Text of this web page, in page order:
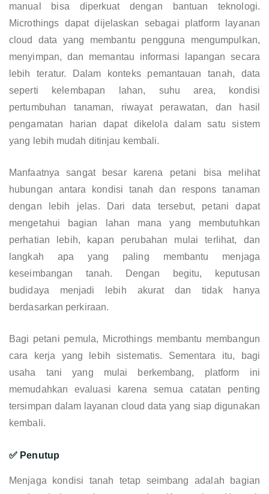
manual bisa diperkuat dengan bantuan teknologi.
Microthings dapat dijelaskan sebagai platform layanan
cloud data yang membantu pengguna mengumpulkan,
menyimpan, dan memantau informasi lapangan secara
lebih teratur. Dalam konteks pemantauan tanah, data
seperti kelembapan lahan, suhu area, kondisi
pertumbuhan tanaman, riwayat perawatan, dan hasil
pengamatan harian dapat dikelola dalam satu sistem
yang lebih mudah ditinjau kembali.
Manfaatnya sangat besar karena petani bisa melihat
hubungan antara kondisi tanah dan respons tanaman
dengan lebih jelas. Dari data tersebut, petani dapat
mengetahui bagian lahan mana yang membutuhkan
perhatian lebih, kapan perubahan mulai terlihat, dan
langkah apa yang paling membantu menjaga
keseimbangan tanah. Dengan begitu, keputusan
budidaya menjadi lebih akurat dan tidak hanya
berdasarkan perkiraan.
Bagi petani pemula, Microthings membantu membangun
cara kerja yang lebih sistematis. Sementara itu, bagi
usaha tani yang mulai berkembang, platform ini
memudahkan evaluasi karena semua catatan penting
tersimpan dalam layanan cloud data yang siap digunakan
kembali.
✅ Penutup
Menjaga kondisi tanah tetap seimbang adalah bagian